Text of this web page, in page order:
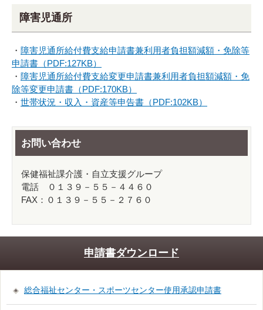
障害児通所
・ 障害児通所給付費支給申請書兼利用者負担額減額・免除等
申請書（PDF:127KB）
・ 障害児通所給付費支給変更申請書兼利用者負担額減額・免
除等変更申請書（PDF:170KB）
・ 世帯状況・収入・資産等申告書（PDF:102KB）
お問い合わせ
保健福祉課介護・自立支援グループ
電話 ０１３９－５５－４４６０
FAX：０１３９－５５－２７６０
申請書ダウンロード
総合福祉センター・スポーツセンター使用承認申請書